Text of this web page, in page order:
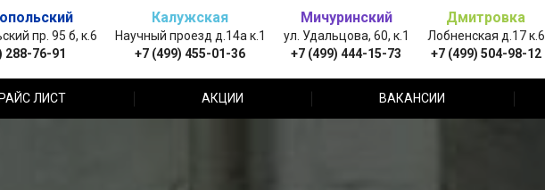
пр. 95 б, к.6
288-76-91
Калужская
Научный проезд д.14а к.1
+7 (499) 455-01-36
Мичуринский
ул. Удальцова, 60, к.1
+7 (499) 444-15-73
Дмитровка
Лобненская д.17 к.6
+7 (499) 504-98-12
ЛИСТ АКЦИИ ВАКАНСИИ